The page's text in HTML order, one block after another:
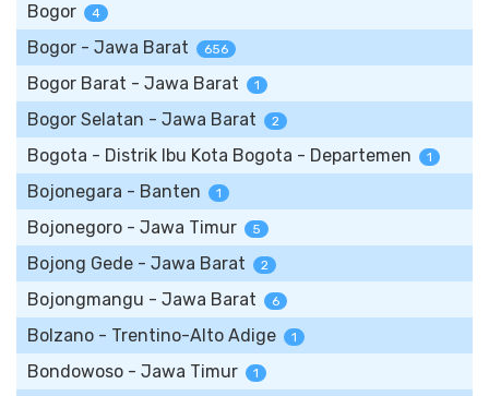
Bogor 4
Bogor - Jawa Barat 656
Bogor Barat - Jawa Barat 1
Bogor Selatan - Jawa Barat 2
Bogota - Distrik Ibu Kota Bogota - Departemen 1
Bojonegara - Banten 1
Bojonegoro - Jawa Timur 5
Bojong Gede - Jawa Barat 2
Bojongmangu - Jawa Barat 6
Bolzano - Trentino-Alto Adige 1
Bondowoso - Jawa Timur 1